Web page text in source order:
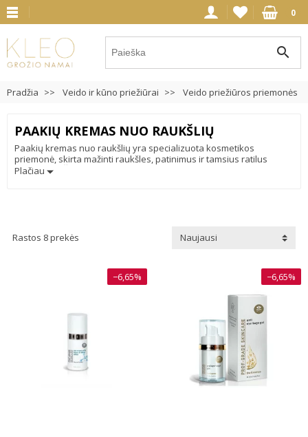
0
search
Pradžia Veido ir kūno priežiūrai Veido priežiūros priemonės
PAAKIŲ KREMAS NUO RAUKŠLIŲ
Paakių kremas nuo raukšlių yra specializuota kosmetikos
priemonė, skirta mažinti raukšles, patinimus ir tamsius ratilus
aplink akis. Šie kremai dažniausiai yra praturtinti drėkinamaisiais
grožio priežiūros rutinoje, siekiant palaikyti jaunatvišką ir šviežią
paakių odą
Plačiau
Rastos 8 prekės Naujausi
−6,65% −6,65%